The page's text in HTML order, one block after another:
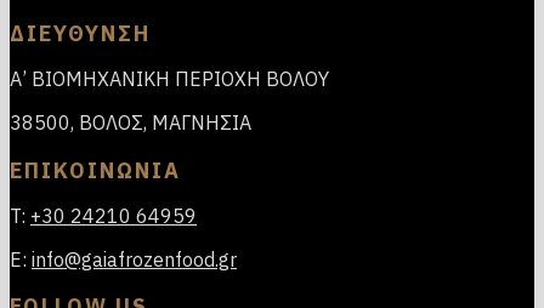
ΔΙΕΥΘΥΝΣΗ
Α’ ΒΙΟΜΗΧΑΝΙΚΗ ΠΕΡΙΟΧΗ ΒΟΛΟΥ
38500, ΒΟΛΟΣ, ΜΑΓΝΗΣΙΑ
ΕΠΙΚΟΙΝΩΝΙΑ
T: +30 24210 64959
E: info@gaiafrozenfood.gr